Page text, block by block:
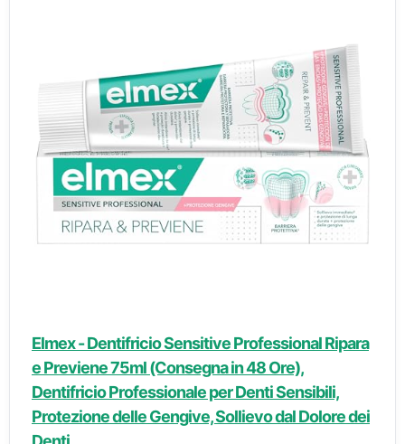
Elmex - Dentifricio Sensitive Professional Ripara
e Previene 75ml (Consegna in 48 Ore),
Dentifricio Professionale per Denti Sensibili,
Protezione delle Gengive, Sollievo dal Dolore dei